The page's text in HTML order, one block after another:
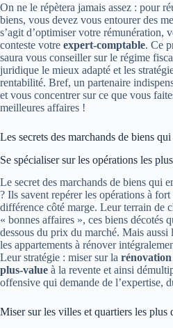
On ne le répètera jamais assez : pour
biens, vous devez vous entourer des
s’agit d’optimiser votre rémunération,
conteste votre expert-comptable. Ce
saura vous conseiller sur le régime
juridique le mieux adapté et les
rentabilité. Bref, un partenaire
et vous concentrer sur ce que vous
meilleures affaires !
Les secrets des marchands de biens
Se spécialiser sur les opérations les
Le secret des marchands de biens qui
? Ils savent repérer les opérations à
différence côté marge. Leur terrain de
« bonnes affaires », ces biens décotés
dessous du prix du marché. Mais aussi
les appartements à rénover
Leur stratégie : miser sur la rénovation
plus-value à la revente et ainsi
offensive qui demande de l’expertise,
Miser sur les villes et quartiers les plus